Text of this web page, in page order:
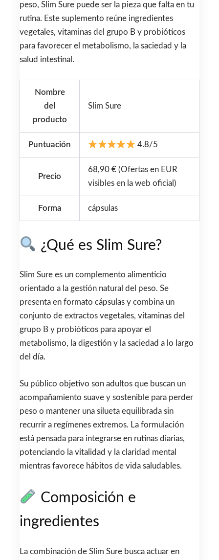
peso, Slim Sure puede ser la pieza que falta en tu
rutina. Este suplemento reúne ingredientes
vegetales, vitaminas del grupo B y probióticos
para favorecer el metabolismo, la saciedad y la
salud intestinal.
Nombre
del
producto
Slim Sure
Puntuación 4.8/5
Precio
68,90 € (Ofertas en EUR
visibles en la web oficial)
Forma cápsulas
¿Qué es Slim Sure?
Slim Sure es un complemento alimenticio
orientado a la gestión natural del peso. Se
presenta en formato cápsulas y combina un
conjunto de extractos vegetales, vitaminas del
grupo B y probióticos para apoyar el
metabolismo, la digestión y la saciedad a lo largo
del día.
Su público objetivo son adultos que buscan un
acompañamiento suave y sostenible para perder
peso o mantener una silueta equilibrada sin
recurrir a regímenes extremos. La formulación
está pensada para integrarse en rutinas diarias,
potenciando la vitalidad y la claridad mental
mientras favorece hábitos de vida saludables.
Composición e
ingredientes
La combinación de Slim Sure busca actuar en